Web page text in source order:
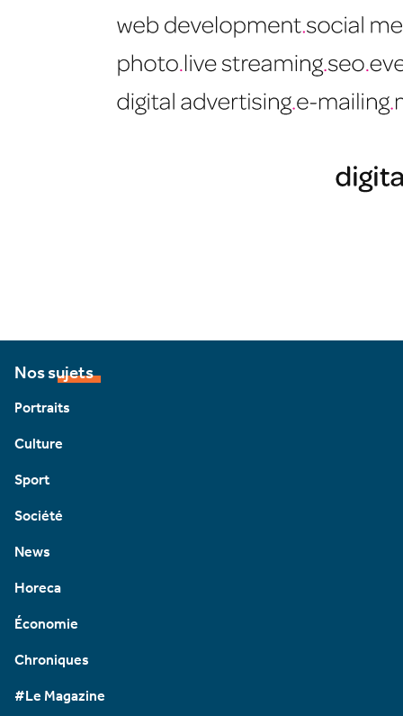
Nos sujets
Portraits
Culture
Sport
Société
News
Horeca
Économie
Chroniques
#Le Magazine